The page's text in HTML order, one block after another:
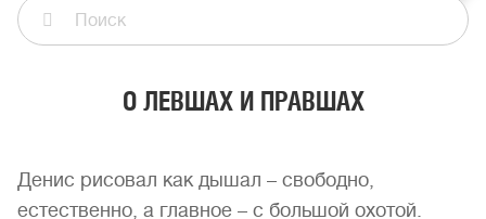
О ЛЕВШАХ И ПРАВШАХ
Денис рисовал как дышал – свободно,
естественно, а главное – с большой охотой.